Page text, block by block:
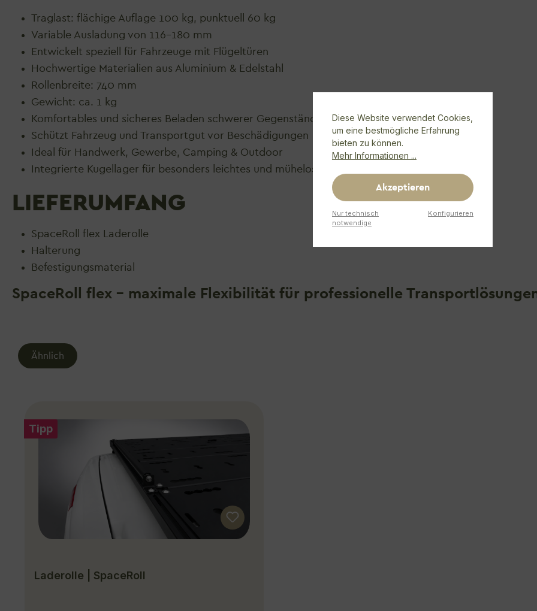
Traglast: flächige Auflage 100 kg, punktuell 60 kg
Variable Ausladung von 116–180 mm
Entwickelt speziell für Fahrzeuge mit Flügeltüren
Hochwertige Materialien aus Aluminium & Edelstahl
Rollenbreite: 740 mm
Gewicht: ca. 1 kg
Komfortables und sicheres Beladen schwerer Gegenstände
Schützt Fahrzeug und Transportgut vor Beschädigungen
Ideal für Handwerk, Gewerbe, Camping & Outdoor
Integrierte Kugellager für besonders leichtes und müheloses Rollen
LIEFERUMFANG
SpaceRoll flex Laderolle
Halterung
Befestigungsmaterial
SpaceRoll flex – maximale Flexibilität für professionelle
Ähnlich
Tipp
Laderolle | SpaceRoll
Diese Website verwendet Cookies,
um eine bestmögliche Erfahrung
bieten zu können.
Mehr Informationen ...
Akzeptieren
Nur technisch
notwendige
Konfigurieren